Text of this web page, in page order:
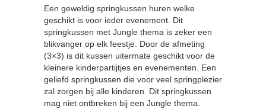
Een geweldig springkussen huren welke
geschikt is voor ieder evenement. Dit
springkussen met Jungle thema is zeker een
blikvanger op elk feestje. Door de afmeting
(3×3) is dit kussen uitermate geschikt voor de
kleinere kinderpartijtjes en evenementen. Een
geliefd springkussen die voor veel springplezier
zal zorgen bij alle kinderen. Dit springkussen
mag niet ontbreken bij een Jungle thema.